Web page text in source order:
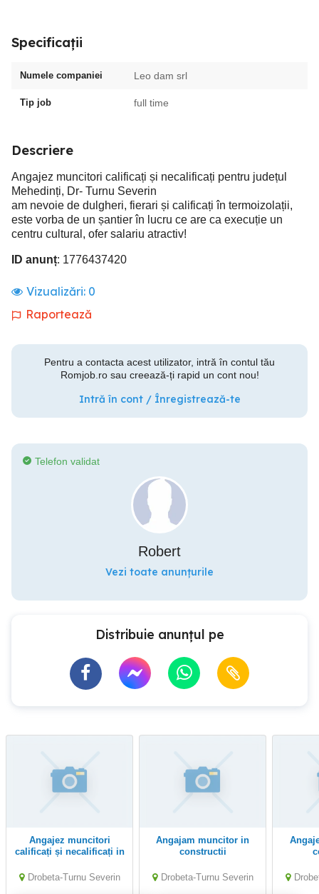
Specificații
Numele companiei Leo dam srl
Tip job full time
Descriere
Angajez muncitori calificați și necalificați pentru județul
Mehedinți, Dr- Turnu Severin
am nevoie de dulgheri, fierari și calificați în termoizolații,
este vorba de un șantier în lucru ce are ca execuție un
centru cultural, ofer salariu atractiv!
ID anunț: 1776437420
Vizualizări: 0
Raportează
Pentru a contacta acest utilizator, intră în contul tău
Romjob.ro sau creează-ți rapid un cont nou!
Intră în cont / Înregistrează-te
Telefon validat
Robert
Vezi toate anunțurile
Distribuie anunțul pe
Angajez muncitori
calificați și necalificați in
Drobeta-Turnu Severin
Angajam muncitor in
constructii
Drobeta-Turnu Severin
Angajez muncitori in